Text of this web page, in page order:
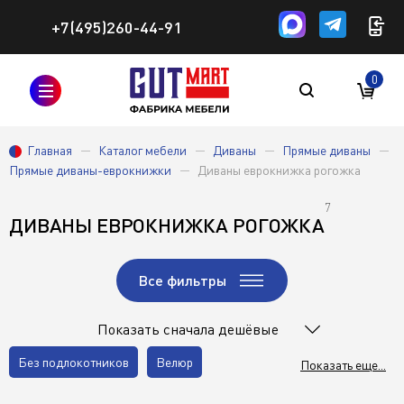
+7(495)260-44-91
0
Главная Каталог мебели Диваны
Прямые диваны
Прямые диваны-еврокнижки
Диваны еврокнижка рогожка
ДИВАНЫ ЕВРОКНИЖКА РОГОЖКА
7
Все фильтры
Показать сначала дешёвые
Показать еще...
Без подлокотников Велюр